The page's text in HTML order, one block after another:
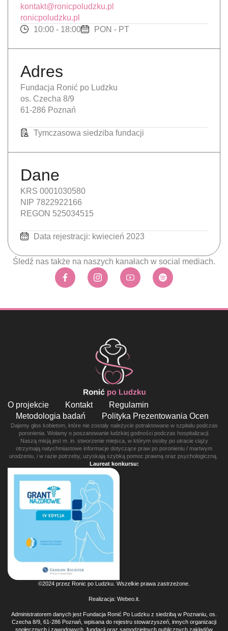
kontakt@ronicpoludzku.pl
ronicpoludzku.pl
10:00 - 18:00
PON - PT
Adres
Fundacja Ronić po Ludzku
os. Czecha 8/9
61-286 Poznań
Tymczasowa siedziba fundacji
Dane
KRS 0001030580
NIP 7822922166
REGON 525034515
Data rejestracji: kwiecień 2023
Śledź nas także na naszych kanałach w social mediach.
O projekcie Kontakt
Regulamin
Metodologia badań
Polityka Prezentowania Ocen
Dajemy głos kobietom, które nie zostały należycie potraktowane w szpitalu podczas
poronienia. Wołamy o poszanowanie ludzkiej godności podczas hospitalizacji.
Naszą misją jest m. in. stworzenie miejsca, w którym osoby po utracie ciąży
otrzymają natychmiastowe informacje dotyczące praw po poronieniu / martwym
urodzeniu, i w razie potrzeby, uzyskają szybką pomoc prawną oraz psychologiczną.
Laureat konkursu:
©2024 przez Ronic po Ludzku. Wszelkie prawa zastrzeżone.
Realizacja: Webeo.it.
Administratorem danych jest Fundacja Ronić Po Ludzku z siedzibą w Poznaniu, os.
Czecha 8/9, 61-286 Poznań, wpisana do rejestru stowarzyszeń, innych organizacji
społecznych i zawodowych, fundacji oraz samodzielnych publicznych zakładów